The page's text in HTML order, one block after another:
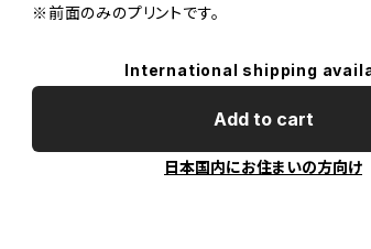
※前面のみのプリントです。
International shipping
Add to cart
日本国内にお住まいの方向け